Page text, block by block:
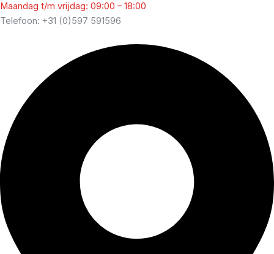
Maandag t/m vrijdag: 09:00 – 18:00
Telefoon: +31 (0)597 591596